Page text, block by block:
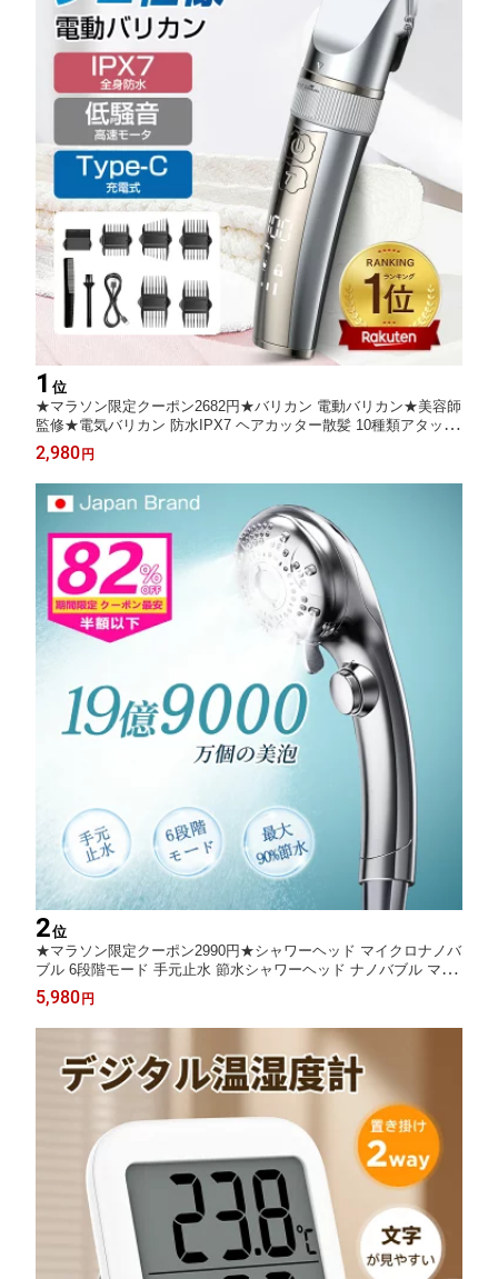
1 位
★マラソン限定クーポン2682円★バリカン 電動バリカン★美容師
監修★電気バリカン 防水IPX7 ヘアカッター散髪 10種類アタッチ
メント 低騒音 ロック機能日本製刃 バリカンメンズ USB急速充電
コードレス バリカン子供 家庭用 業務用 ヘアトリマー セルフカッ
ト
2,980 円
2位
★マラソン限定クーポン2990円★シャワーヘッド マイクロナノバ
ブル 6段階モード 手元止水 節水シャワーヘッド ナノバブル マイ
クロバブル 増圧節水 極細水流 肌ケア ミスト 高洗浄力 毛穴汚れ
除去 肌に優しい 頭皮ケア 保温保湿 美肌 美髪 汎用アダプター 取
付簡単
5,980 円